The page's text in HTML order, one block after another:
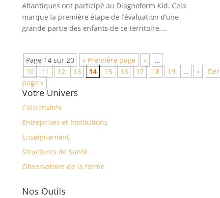
Atlantiques ont participé au Diagnoform Kid. Cela
marque la première étape de l’évaluation d’une
grande partie des enfants de ce territoire....
Page 14 sur 20 « Première page «
…
10
11 12 13 14 15 16 17 18 19 … »
page »
Votre Univers
Collectivités
Entreprises et Institutions
Enseignement
Structures de Santé
Observatoire de la forme
Nos Outils